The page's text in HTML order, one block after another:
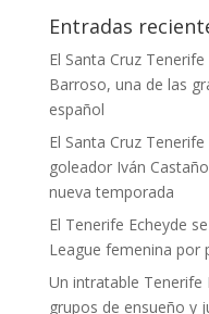
Entradas
El Santa Cruz
Barroso, una de las
español
El Santa Cruz
goleador Iván
nueva temporada
El Tenerife Echeyde
League femenina por
Un intratable Tenerife
grupos de ensueño y